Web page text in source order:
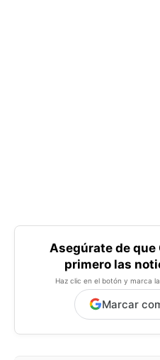
Asegúrate de que
primero las
Haz clic en el botón y marca
Marcar